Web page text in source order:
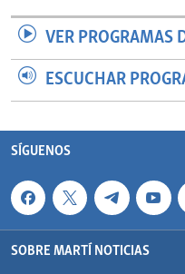
VER PROGRAMAS
ESCUCHAR
SÍGUENOS
SOBRE MARTÍ NOTICIAS